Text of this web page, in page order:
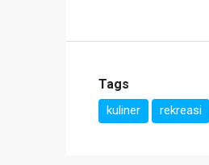
Tags
kuliner rekreasi